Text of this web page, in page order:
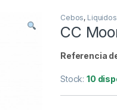
no disponible
widget de búsqueda.
Cebos, Liquidos
CC
Referencia
Stock:10